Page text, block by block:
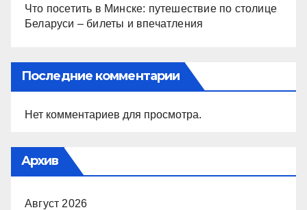
Что посетить в Минске: путешествие по столице
Беларуси – билеты и впечатления
Последние комментарии
Нет комментариев для просмотра.
Архив
Август 2026